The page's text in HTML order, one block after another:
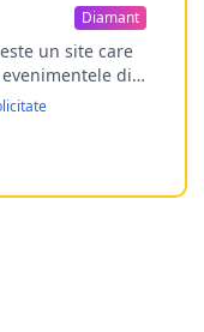
Diamant
un site care
din
puna la
timp sa